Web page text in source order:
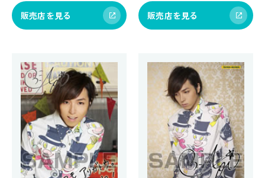
販売店を見る 販売店を見る